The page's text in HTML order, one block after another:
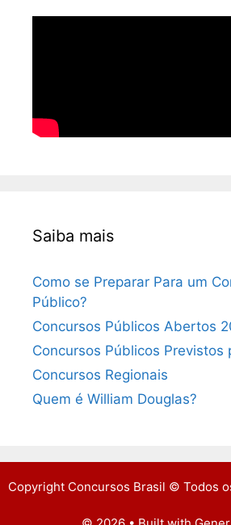
Saiba mais
Como se Preparar Para um
Público?
Concursos Públicos Abertos
Concursos Públicos Previstos
Concursos Regionais
Quem é William Douglas?
Copyright Concursos Brasil © Todos